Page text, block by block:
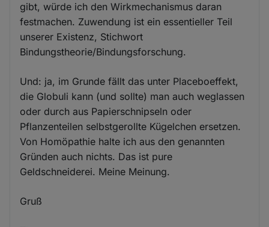
gibt, würde ich den Wirkmechanismus daran
festmachen. Zuwendung ist ein essentieller Teil
unserer Existenz, Stichwort
Bindungstheorie/Bindungsforschung.
Und: ja, im Grunde fällt das unter Placeboeffekt,
die Globuli kann (und sollte) man auch weglassen
oder durch aus Papierschnipseln oder
Pflanzenteilen selbstgerollte Kügelchen ersetzen.
Von Homöpathie halte ich aus den genannten
Gründen auch nichts. Das ist pure
Geldschneiderei. Meine Meinung.
Gruß